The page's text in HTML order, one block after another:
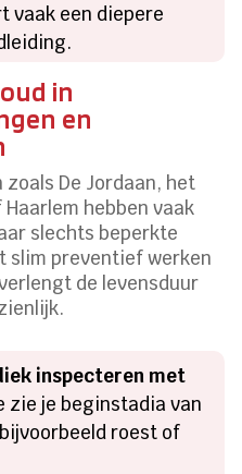
vaak een diepere
in
en
De Jordaan, het
hebben vaak
slechts beperkte
slim preventief werken
de levensduur
inspecteren met
zie je beginstadia van
roest of